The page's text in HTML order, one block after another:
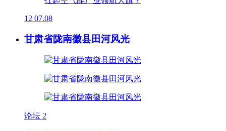
12 07.08
甘肃省陇南徽县田河风光
论坛 2